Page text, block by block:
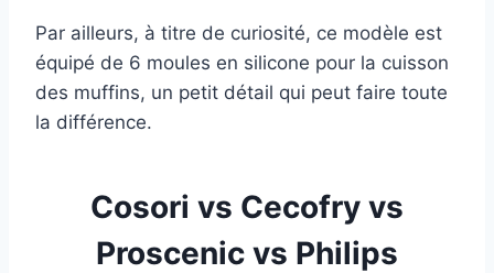
Par ailleurs, à titre de curiosité, ce modèle est
équipé de 6 moules en silicone pour la cuisson
des muffins, un petit détail qui peut faire toute
la différence.
Cosori vs Cecofry vs
Proscenic vs Philips